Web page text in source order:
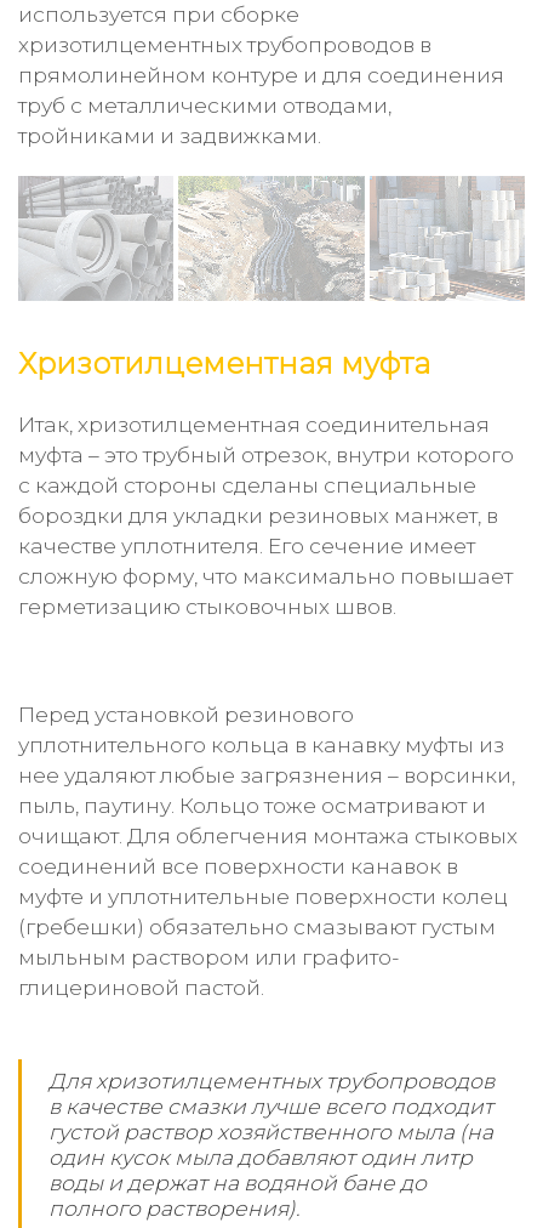
используется при сборке
хризотилцементных трубопроводов в
прямолинейном контуре и для соединения
труб с металлическими отводами,
тройниками и задвижками.
Хризотилцементная муфта
Итак, хризотилцементная соединительная
муфта – это трубный отрезок, внутри которого
с каждой стороны сделаны специальные
бороздки для укладки резиновых манжет, в
качестве уплотнителя. Его сечение имеет
сложную форму, что максимально повышает
герметизацию стыковочных швов.
Перед установкой резинового
уплотнительного кольца в канавку муфты из
нее удаляют любые загрязнения – ворсинки,
пыль, паутину. Кольцо тоже осматривают и
очищают. Для облегчения монтажа стыковых
соединений все поверхности канавок в
муфте и уплотнительные поверхности колец
(гребешки) обязательно смазывают густым
мыльным раствором или графито-
глицериновой пастой.
Для хризотилцементных трубопроводов
в качестве смазки лучше всего подходит
густой раствор хозяйственного мыла (на
один кусок мыла добавляют один литр
воды и держат на водяной бане до
полного растворения).